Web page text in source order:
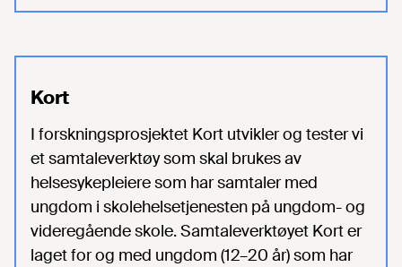
Kort
I forskningsprosjektet Kort utvikler og tester vi
et samtaleverktøy som skal brukes av
helsesykepleiere som har samtaler med
ungdom i skolehelsetjenesten på ungdom- og
videregående skole. Samtaleverktøyet Kort er
laget for og med ungdom (12–20 år) som har